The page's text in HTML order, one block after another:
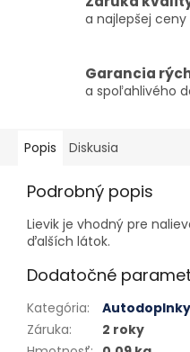
a najlepšej ceny
Garancia
a spoľahlivého
Popis Diskusia
Podrobný popis
Lievik je vhodný pre
ďalších látok.
Dodatočné
Kategória:
Záruka:
2 roky